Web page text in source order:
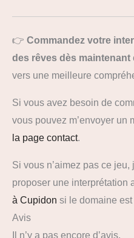
👉 Commandez votre
des rêves dès maintenant
vers une meilleure
Si vous avez besoin de
vous pouvez m’envoyer un
la page contact.
Si vous n’aimez pas ce
proposer une interprétation
à Cupidon si le domaine
Avis
Il n’y a pas encore d’avis.